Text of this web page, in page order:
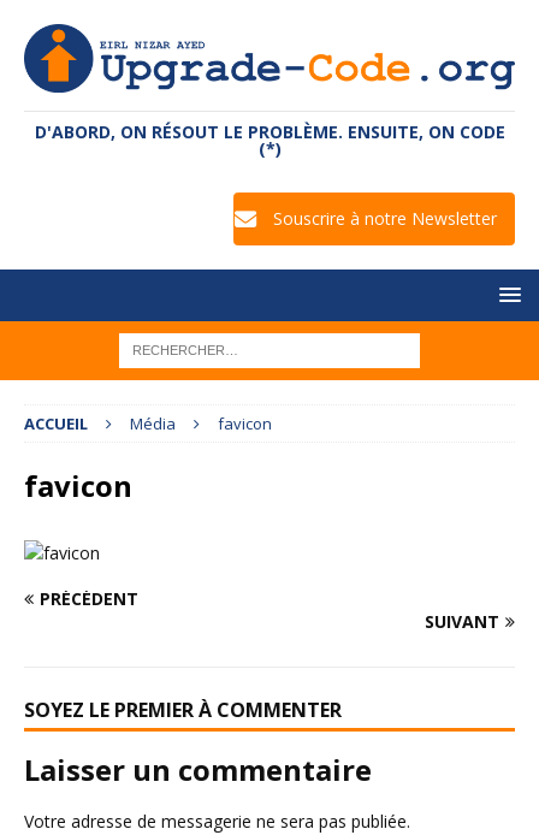
D'ABORD, ON RÉSOUT LE PROBLÈME. ENSUITE, ON CODE
(*)
Souscrire à notre Newsletter
ACCUEIL Média favicon
favicon
PRÉCÉDENT
SUIVANT
SOYEZ LE PREMIER À COMMENTER
Laisser un commentaire
Votre adresse de messagerie ne sera pas publiée.